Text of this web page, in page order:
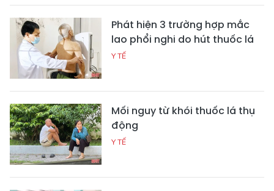
Phát hiện 3 trường hợp mắc
lao phổi nghi do hút thuốc lá
Y TẾ
Mối nguy từ khói thuốc lá thụ
động
Y TẾ